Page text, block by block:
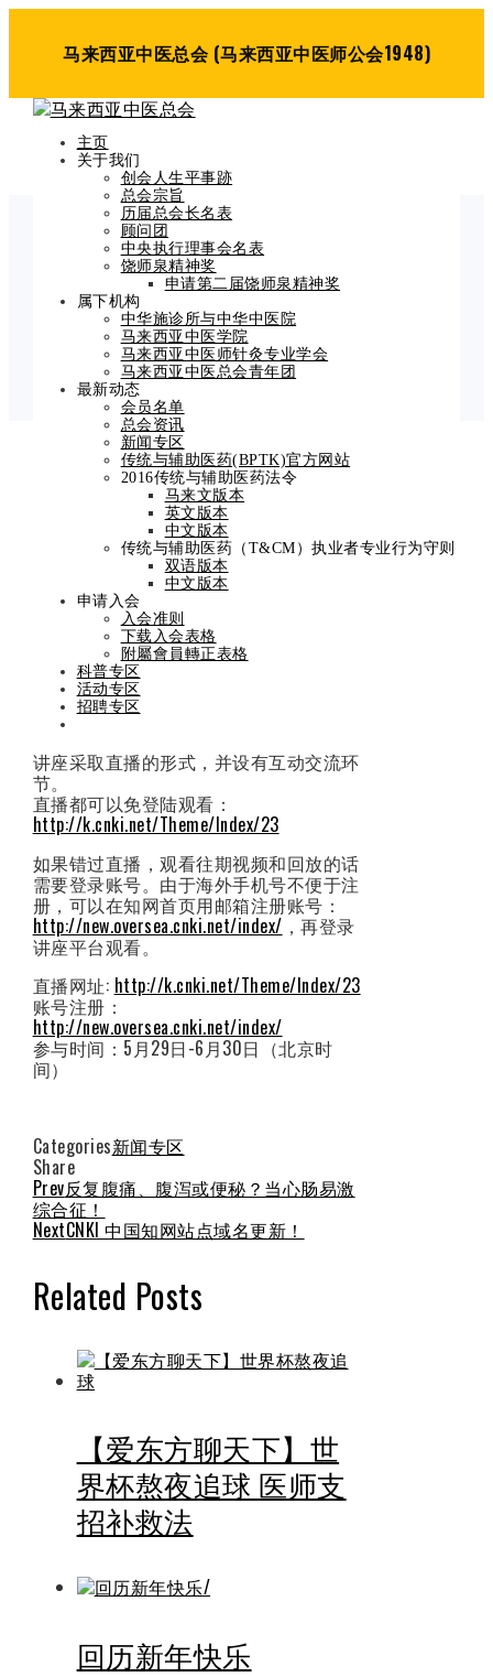
马来西亚中医总会 (马来西亚中医师公会1948)
主页
关于我们
创会人生平事跡
总会宗旨
历届总会长名表
顾问团
中央执行理事会名表
饶师泉精神奖
申请第二届饶师泉精神奖
属下机构
中华施诊所与中华中医院
马来西亚中医学院
马来西亚中医师针灸专业学会
马来西亚中医总会青年团
最新动态
会员名单
总会资讯
新闻专区
传统与辅助医药(BPTK)官方网站
2016传统与辅助医药法令
马来文版本
英文版本
中文版本
传统与辅助医药（T&CM）执业者专业行为守则
双语版本
中文版本
申请入会
入会准则
下载入会表格
附屬會員轉正表格
科普专区
活动专区
招聘专区
Blog Post
Home
中国知网-中医药抗击新冠肺炎COVID-19全球网
络公益讲座活动邀请
中国知网-中医药抗击
新冠肺炎COVID-19全
球网络公益讲座活动
ByadminOn
2020
讲座采取直播的形式，并设有互动交流环
节。
直播都可以免登陆观看：
http://k.cnki.net/Theme/Index/23
如果错过直播，观看往期视频和回放的话
需要登录账号。由于海外手机号不便于注
册，可以在知网首页用邮箱注册账号：
http://new.oversea.cnki.net/index/ ，再登录
讲座平台观看。
直播网址: http://k.cnki.net/Theme/Index/23
账号注册：
http://new.oversea.cnki.net/index/
参与时间：5月29日-6月30日（北京时
间）
Categories新闻专区
Share
Facebook
Twitter
LinkedIn
Pinterest
Stumbleupon
Email
Prev反复腹痛、腹泻或便秘？当心肠易激
综合征！
NextCNKI 中国知网站点域名更新！
Related Posts
【爱东方聊天下】世
界杯熬夜追球 医师支
招补救法
回历新年快乐